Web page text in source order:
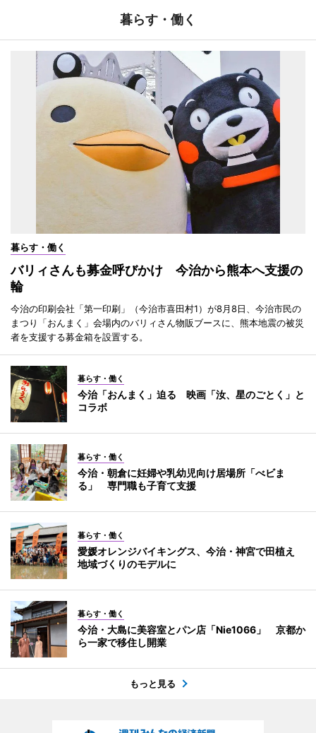
暮らす・働く
暮らす・働く
バリィさんも募金呼びかけ 今治から熊本へ支援の
輪
今治の印刷会社「第一印刷」（今治市喜田村1）が8月8日、今治市民の
まつり「おんまく」会場内のバリィさん物販ブースに、熊本地震の被災
者を支援する募金箱を設置する。
暮らす・働く
今治「おんまく」迫る 映画「汝、星のごとく」と
コラボ
暮らす・働く
今治・朝倉に妊婦や乳幼児向け居場所「べビま
る」 専門職も子育て支援
暮らす・働く
愛媛オレンジバイキングス、今治・神宮で田植え
地域づくりのモデルに
暮らす・働く
今治・大島に美容室とパン店「Nie1066」 京都か
ら一家で移住し開業
もっと見る